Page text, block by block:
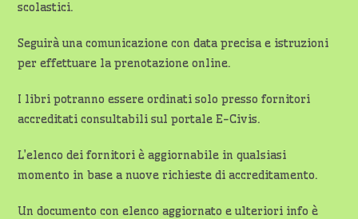
scolastici.
Seguirà una comunicazione con data precisa e istruzioni
per effettuare la prenotazione online.
I libri potranno essere ordinati solo presso fornitori
accreditati consultabili sul portale E-Civis.
L’elenco dei fornitori è aggiornabile in qualsiasi
momento in base a nuove richieste di accreditamento.
Un documento con elenco aggiornato e ulteriori info è